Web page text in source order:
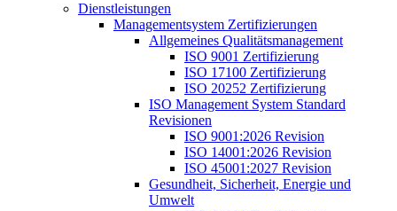
Dienstleistungen
Managementsystem Zertifizierungen
Allgemeines Qualitätsmanagement
ISO 9001 Zertifizierung
ISO 17100 Zertifizierung
ISO 20252 Zertifizierung
ISO Management System Standard
Revisionen
ISO 9001:2026 Revision
ISO 14001:2026 Revision
ISO 45001:2027 Revision
Gesundheit, Sicherheit, Energie und
Umwelt